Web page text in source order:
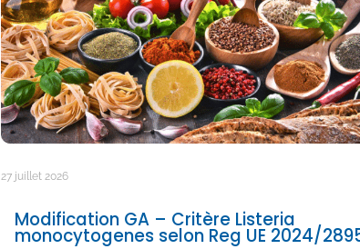
27 juillet 2026
Modification GA – Critère Listeria
monocytogenes selon Reg UE 2024/